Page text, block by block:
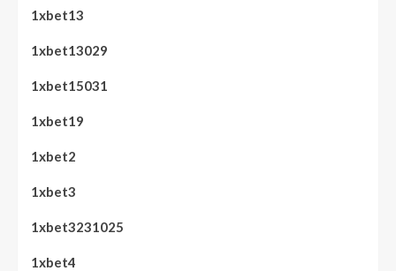
1xbet13
1xbet13029
1xbet15031
1xbet19
1xbet2
1xbet3
1xbet3231025
1xbet4